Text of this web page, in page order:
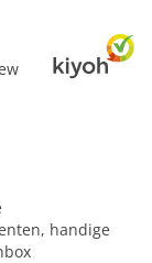
handige